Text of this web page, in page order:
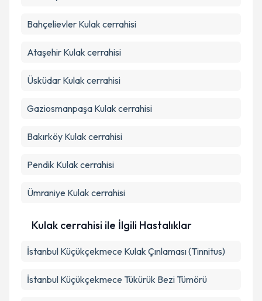
Bahçelievler Kulak cerrahisi
Ataşehir Kulak cerrahisi
Üsküdar Kulak cerrahisi
Gaziosmanpaşa Kulak cerrahisi
Bakırköy Kulak cerrahisi
Pendik Kulak cerrahisi
Ümraniye Kulak cerrahisi
Kulak cerrahisi ile İlgili Hastalıklar
İstanbul Küçükçekmece Kulak Çınlaması (Tinnitus)
İstanbul Küçükçekmece Tükürük Bezi Tümörü